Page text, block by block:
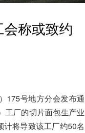
称或致约
175号地方分会发布通
工厂的切片面包生产业
将导致该工厂约50名